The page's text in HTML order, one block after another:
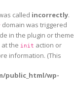
called incorrectly.
domain was triggered
in the plugin or theme
the init action or
information. (This
public_html/wp-